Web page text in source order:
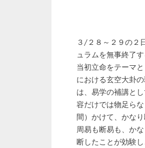
３/２８～２９の２
ュラムを無事終了
当初立命をテーマ
における玄空大卦
は、易学の補講と
容だけでは物足ら
間）かけて、かな
周易も断易も、か
断したことが効験